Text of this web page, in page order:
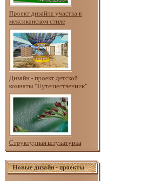
Проект дизайна участка в
мексиканском стиле
Дизайн - проект детской
комнаты "Путешественник"
Структурная штукатурка
Новые дизайн - проекты